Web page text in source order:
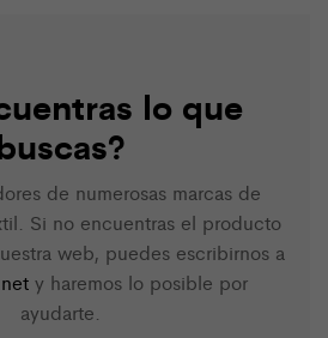
lo que
de numerosas marcas de
Si no encuentras el producto
web, puedes escribirnos a
y haremos lo posible por
ayudarte.